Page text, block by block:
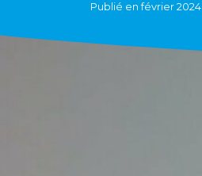
Publié en février 2024